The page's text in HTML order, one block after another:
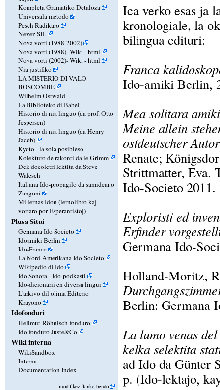
Kompleta Gramatiko Detaloza
Universala metodo
Pesch Radikaro
Nevez SIL
Nova vorti (1988-2002)
Nova vorti (1988)-Wiki -html
Nova vorti (2002)-Wiki -html
Nia justifiko
LA MISTERIO DI VALO
BOSCOMBE
Wilhelm Ostwald
La Biblioteko di Babel
Historio di nia linguo (da prof. Otto
Jespersen)
Historio di nia linguo (da Henry
Jacob)
Kyoto - la sola posibleso
Kolekturo de rakonti da le Grimm
Dek docoletri lektita da Steve
Walesch
Italiana Ido-propagilo da samideano
Zangoni
Mi lernas Idon (lernolibro kaj
vortaro por Esperantistoj)
Plusa Situi
Germana Ido Societo
Idoamiki Berlin
Ido-France
La Nord-Amerikana Ido-Societo
Wikipedio di Ido
Ido Sonora - Ido-podkasti
Ido-dicionarii en diversa lingui
L'arkivo dil olima Editerio
Krayono
Idofonduri
Hellmut-Röhnisch-fonduro
Ido-fonduro Juste&Co
Wiki interna
WikiSandbox
Interna
Documentation Index
modifikez flanko-bendo
Ica verko esas ja
kronologiale, la
bilingua edituri:
Franca
Ido-amiki Berlin,
Mea solitara
Meine allein
ostdeutscher
Renate;
Strittmatter, Eva.
Ido-Societo
Exploristi ed
Erfinder
Germana Ido-
Holland-Moritz,
Berlin: Germana
La lumo venas
kelka selektita
ad Ido da Günter
p. (Ido-lektajo,